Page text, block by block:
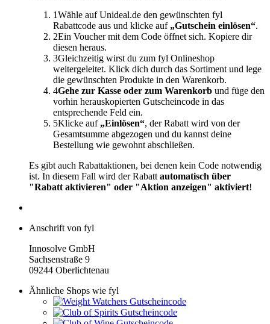
1Wähle auf Unideal.de den gewünschten fyl
Rabattcode aus und klicke auf „Gutschein einlösen“.
2Ein Voucher mit dem Code öffnet sich. Kopiere dir
diesen heraus.
3Gleichzeitig wirst du zum fyl Onlineshop
weitergeleitet. Klick dich durch das Sortiment und lege
die gewünschten Produkte in den Warenkorb.
4Gehe zur Kasse oder zum Warenkorb und füge den
vorhin herauskopierten Gutscheincode in das
entsprechende Feld ein.
5Klicke auf „Einlösen“, der Rabatt wird von der
Gesamtsumme abgezogen und du kannst deine
Bestellung wie gewohnt abschließen.
Es gibt auch Rabattaktionen, bei denen kein Code notwendig
ist. In diesem Fall wird der Rabatt automatisch über
"Rabatt aktivieren" oder "Aktion anzeigen" aktiviert!
Anschrift von fyl
Innosolve GmbH
Sachsenstraße 9
09244 Oberlichtenau
Ähnliche Shops wie fyl